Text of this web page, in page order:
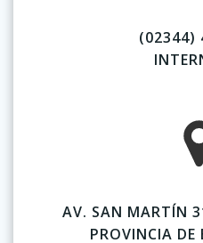
(02344)
AV. SAN MARTÍN
PROVINCIA DE